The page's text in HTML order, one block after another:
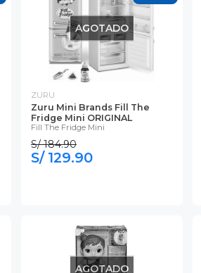
AGOTADO
ZURU
Zuru Mini Brands Fill The
Fridge Mini ORIGINAL
Fill The Fridge Mini
S/ 184.90
S/ 129.90
AGOTADO